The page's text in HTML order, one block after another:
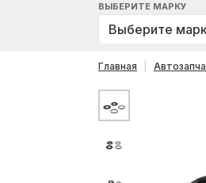
ВЫБЕРИТЕ МАРКУ
Выберите
Главная